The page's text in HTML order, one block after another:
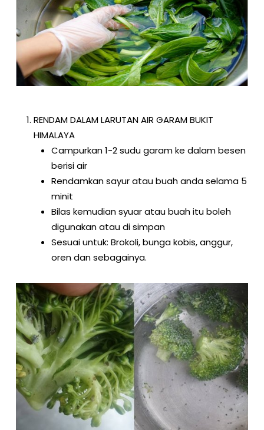
RENDAM DALAM LARUTAN AIR GARAM BUKIT
HIMALAYA
Campurkan 1-2 sudu garam ke dalam besen
berisi air
Rendamkan sayur atau buah anda selama 5
minit
Bilas kemudian syuar atau buah itu boleh
digunakan atau di simpan
Sesuai untuk: Brokoli, bunga kobis, anggur,
oren dan sebagainya.